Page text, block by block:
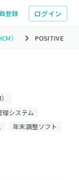
登録 ログイン
） POSITIVE
理システム
年末調整ソフト